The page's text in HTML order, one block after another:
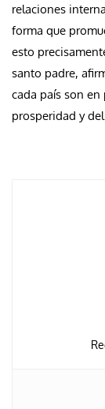
relaciones
forma que
esto
santo padre,
cada país son en
prosperidad y